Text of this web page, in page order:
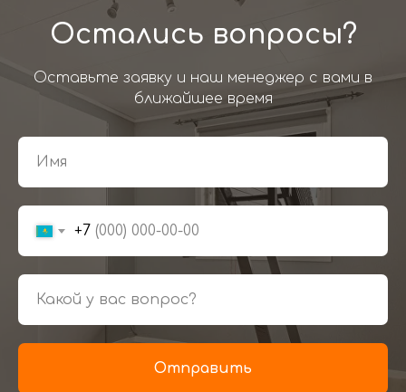
Остались вопросы?
Оставьте заявку и наш менеджер с вами в
ближайшее время
+7
Отправить